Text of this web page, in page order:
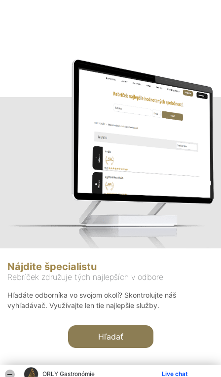
ORLY Gastronómie Live chat
Nájdite špecialistu
Rebríček združuje tých najlepších v odbore
Hľadáte odborníka vo svojom okolí? Skontrolujte náš
vyhľadávač. Využívajte len tie najlepšie služby.
Hľadať